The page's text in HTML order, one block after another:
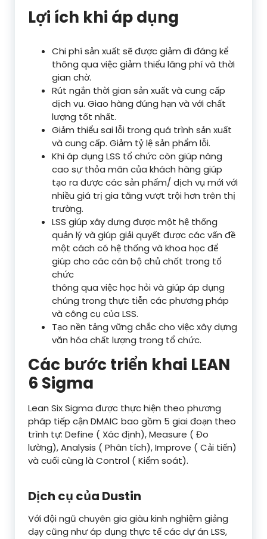
Lợi ích khi áp dụng
Chi phí sản xuất sẽ được giảm đi đáng kể
thông qua việc giảm thiểu lãng phí và thời
gian chờ.
Rút ngắn thời gian sản xuất và cung cấp
dịch vụ. Giao hàng đúng hạn và với chất
lượng tốt nhất.
Giảm thiểu sai lỗi trong quá trình sản xuất
và cung cấp. Giảm tỷ lệ sản phẩm lỗi.
Khi áp dụng LSS tổ chức còn giúp nâng
cao sự thỏa mãn của khách hàng giúp
tạo ra được các sản phẩm/ dịch vụ mới với
nhiều giá trị gia tăng vượt trội hơn trên thị
trường.
LSS giúp xây dựng được một hệ thống
quản lý và giúp giải quyết được các vấn đề
một cách có hệ thống và khoa học để
giúp cho các cán bộ chủ chốt trong tổ
chức
thông qua việc học hỏi và giúp áp dụng
chúng trong thực tiễn các phương pháp
và công cụ của LSS.
Tạo nền tảng vững chắc cho việc xây dựng
văn hóa chất lượng trong tổ chức.
Các bước triển khai LEAN
6 Sigma
Lean Six Sigma được thực hiện theo phương
pháp tiếp cận DMAIC bao gồm 5 giai đoạn theo
trình tự: Define ( Xác định), Measure ( Đo
lường), Analysis ( Phân tích), Improve ( Cải tiến)
và cuối cùng là Control ( Kiểm soát).
Dịch cụ của Dustin
Với đội ngũ chuyên gia giàu kinh nghiệm giảng
dạy cũng như áp dụng thực tế các dự án LSS,